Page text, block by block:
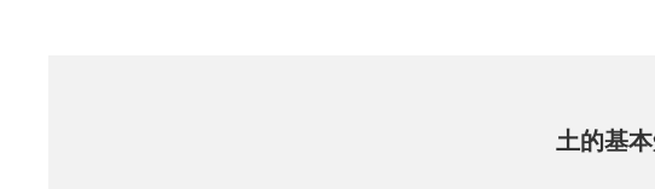
土的基